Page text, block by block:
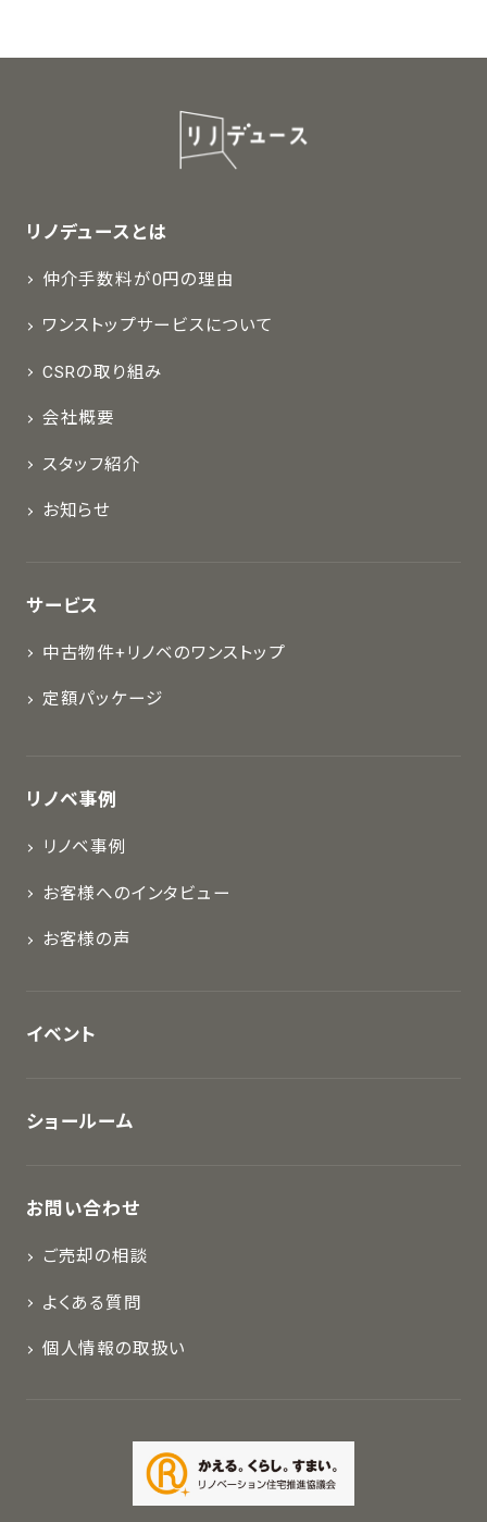
リノデュースとは
仲介手数料が0円の理由
ワンストップサービスについて
CSRの取り組み
会社概要
スタッフ紹介
お知らせ
サービス
中古物件+リノベのワンストップ
定額パッケージ
リノベ事例
リノベ事例
お客様へのインタビュー
お客様の声
イベント
ショールーム
お問い合わせ
ご売却の相談
よくある質問
個人情報の取扱い